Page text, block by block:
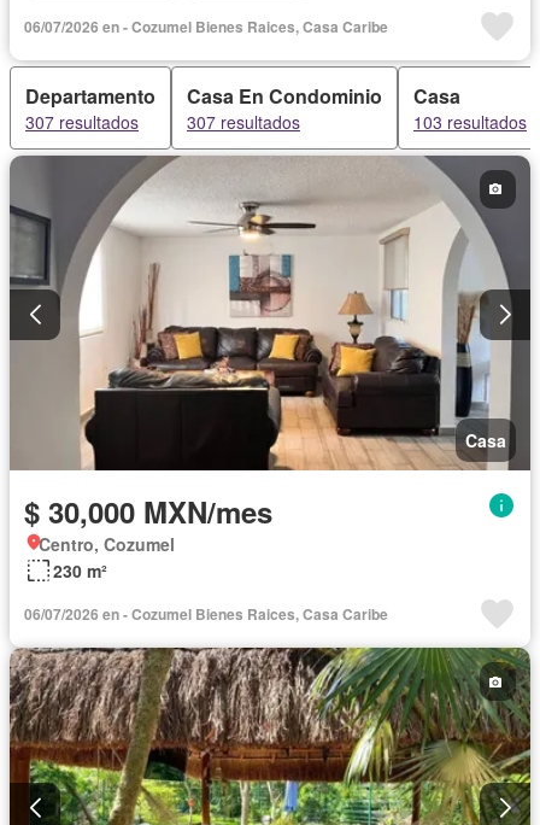
Completamente amueblado
06/07/2026 en - Cozumel Bienes Raices, Casa Caribe
Departamento
307 resultados
Casa En Condominio
307 resultados
Casa
103 resultados
Casa
$ 30,000 MXN/mes
Centro, Cozumel
230 m²
06/07/2026 en - Cozumel Bienes Raices, Casa Caribe